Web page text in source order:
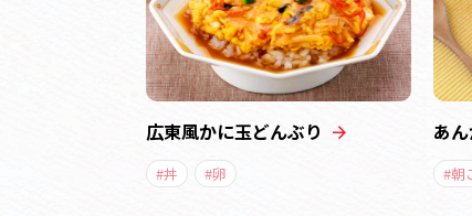
広東風かに玉どんぶり
#丼 #卵
あ
#朝